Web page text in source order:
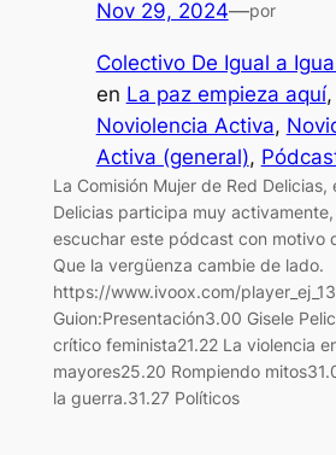
Nov 29, 2024—por
Colectivo De Igual a
en La paz empieza aquí,
Noviolencia Activa,
Activa (general),
La Comisión Mujer de Red Delicias,
Delicias participa muy
escuchar este pódcast con motivo
Que la vergüenza cambie de lado.
https://www.ivoox.com/
Guion:Presentación3.00 Gisele
crítico feminista21.22 La violencia
mayores25.20 Rompiendo
la guerra.31.27 Políticos